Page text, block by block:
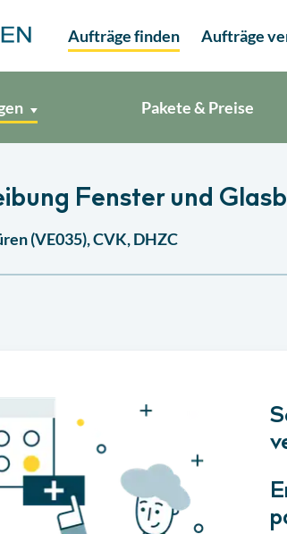
Aufträge finden Aufträge
Pakete & Preise
Fenster und
(VE035), CVK, DHZC